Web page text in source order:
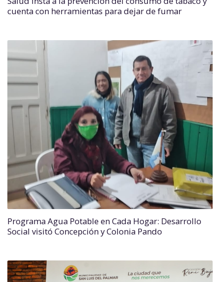
cuenta con herramientas para dejar de fumar
Programa Agua Potable en Cada Hogar: Desarrollo
Social visitó Concepción y Colonia Pando